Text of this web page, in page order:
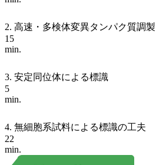
2. 高速・多検体変異タンパク質調製
15
min.
3. 安定同位体による標識
5
min.
4. 無細胞系試料による標識の工夫
22
min.